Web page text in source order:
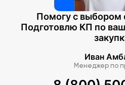
Помогу с выбором
Подготовлю КП по
Иван
Менеджер по